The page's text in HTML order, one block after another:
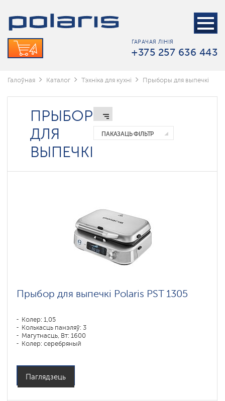
ГАРАЧАЯ ЛІНІЯ
+375 257 636 443
Галоўная Каталог Тэхніка для кухні Прыборы для выпечкі
ПРЫБОРЫ
ДЛЯ
ВЫПЕЧКІ
ПАКАЗАЦЬ ФІЛЬТР
Прыбор для выпечкі Polaris PST 1305
Колер: 1,05
Колькасць панэляў: 3
Магутнасць, Вт: 1600
Колер: серебряный
Паглядзець